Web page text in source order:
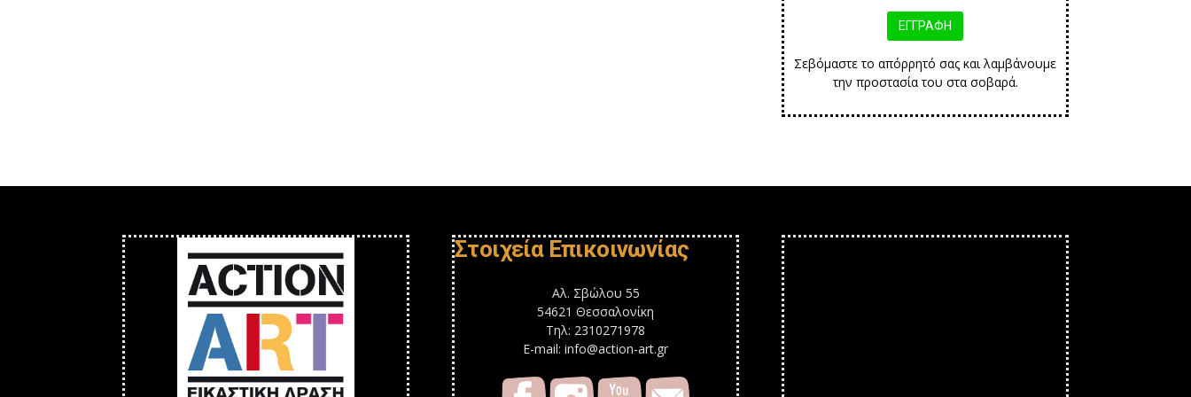
Σεβόμαστε το απόρρητό σας και λαμβάνουμε
την προστασία του στα σοβαρά.
Στοιχεία Επικοινωνίας
Αλ. Σβώλου 55
54621 Θεσσαλονίκη
Τηλ: 2310271978
E-mail: info@action-art.gr